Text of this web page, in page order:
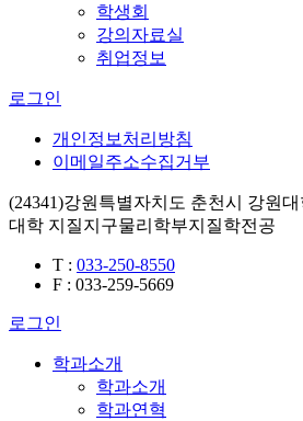
학생회
강의자료실
취업정보
로그인
개인정보처리방침
이메일주소수집거부
(24341)강원특별자치도 춘천시 강원
대학 지질지구물리학부지질학전공
T : 033-250-8550
F : 033-259-5669
로그인
학과소개
학과소개
학과연혁